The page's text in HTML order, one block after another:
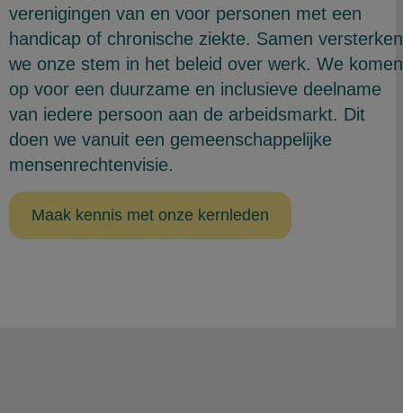
verenigingen van en voor personen met een
handicap of chronische ziekte. Samen versterken
we onze stem in het beleid over werk. We komen
op voor een duurzame en inclusieve deelname
van iedere persoon aan de arbeidsmarkt. Dit
doen we vanuit een gemeenschappelijke
mensenrechtenvisie.
Maak kennis met onze kernleden